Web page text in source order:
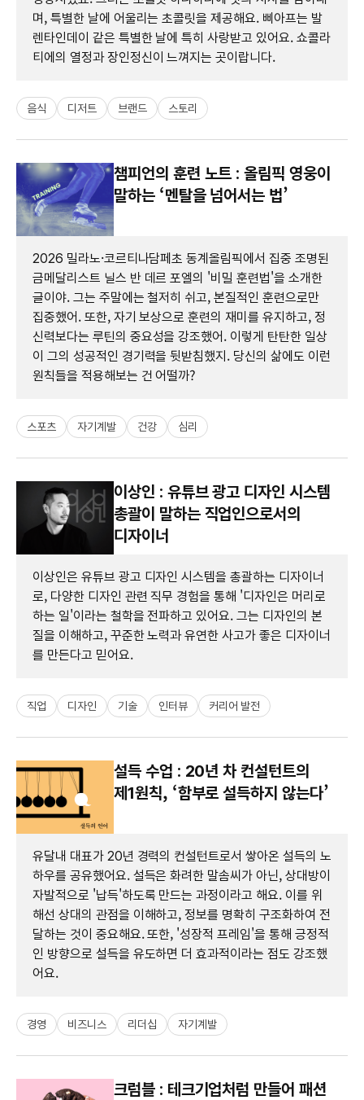
며, 특별한 날에 어울리는 초콜릿을 제공해요. 삐아프는 발
렌타인데이 같은 특별한 날에 특히 사랑받고 있어요. 쇼콜라
티에의 열정과 장인정신이 느껴지는 곳이랍니다.
음식 디저트 브랜드 스토리
챔피언의 훈련 노트 : 올림픽 영웅이
말하는 ‘멘탈을 넘어서는 법’
2026 밀라노·코르티나담페초 동계올림픽에서 집중 조명된
금메달리스트 닐스 반 데르 포엘의 '비밀 훈련법'을 소개한
글이야. 그는 주말에는 철저히 쉬고, 본질적인 훈련으로만
집중했어. 또한, 자기 보상으로 훈련의 재미를 유지하고, 정
신력보다는 루틴의 중요성을 강조했어. 이렇게 탄탄한 일상
이 그의 성공적인 경기력을 뒷받침했지. 당신의 삶에도 이런
원칙들을 적용해보는 건 어떨까?
스포츠 자기계발 건강 심리
이상인 : 유튜브 광고 디자인 시스템
총괄이 말하는 직업인으로서의
디자이너
이상인은 유튜브 광고 디자인 시스템을 총괄하는 디자이너
로, 다양한 디자인 관련 직무 경험을 통해 '디자인은 머리로
하는 일'이라는 철학을 전파하고 있어요. 그는 디자인의 본
질을 이해하고, 꾸준한 노력과 유연한 사고가 좋은 디자이너
를 만든다고 믿어요.
직업 디자인 기술 인터뷰 커리어 발전
설득 수업 : 20년 차 컨설턴트의
제1원칙, ‘함부로 설득하지 않는다’
유달내 대표가 20년 경력의 컨설턴트로서 쌓아온 설득의 노
하우를 공유했어요. 설득은 화려한 말솜씨가 아닌, 상대방이
자발적으로 '납득'하도록 만드는 과정이라고 해요. 이를 위
해선 상대의 관점을 이해하고, 정보를 명확히 구조화하여 전
달하는 것이 중요해요. 또한, '성장적 프레임'을 통해 긍정적
인 방향으로 설득을 유도하면 더 효과적이라는 점도 강조했
어요.
경영 비즈니스 리더십 자기계발
크럼블 : 테크기업처럼 만들어 패션